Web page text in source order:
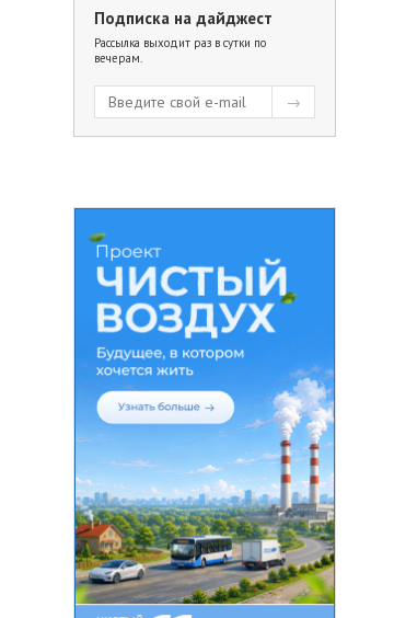
Подписка на дайджест
Рассылка выходит раз в сутки по
вечерам.